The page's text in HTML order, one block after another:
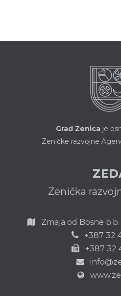
Grad Zenica je
Zeničke razvojne
Zenička
Zmaja od Bosne b.b.
+387 32
+387 32